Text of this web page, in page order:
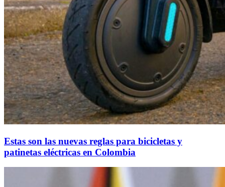
Estas son las nuevas reglas para bicicletas y
patinetas eléctricas en Colombia